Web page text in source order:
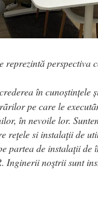
reprezintă perspectiva
în cunoștințele
pe care le
în nevoile lor.
reţele si instalaţii de
partea de instalaţii de
Inginerii noştrii sunt